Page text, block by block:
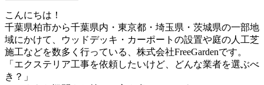
こんにちは！
千葉県柏市から千葉県内・東京都・埼玉県・茨城県の一部地
域にかけて、ウッドデッキ・カーポートの設置や庭の人工芝
施工などを数多く行っている、株式会社FreeGardenです。
「エクステリア工事を依頼したいけど、どんな業者を選ぶべ
き？」